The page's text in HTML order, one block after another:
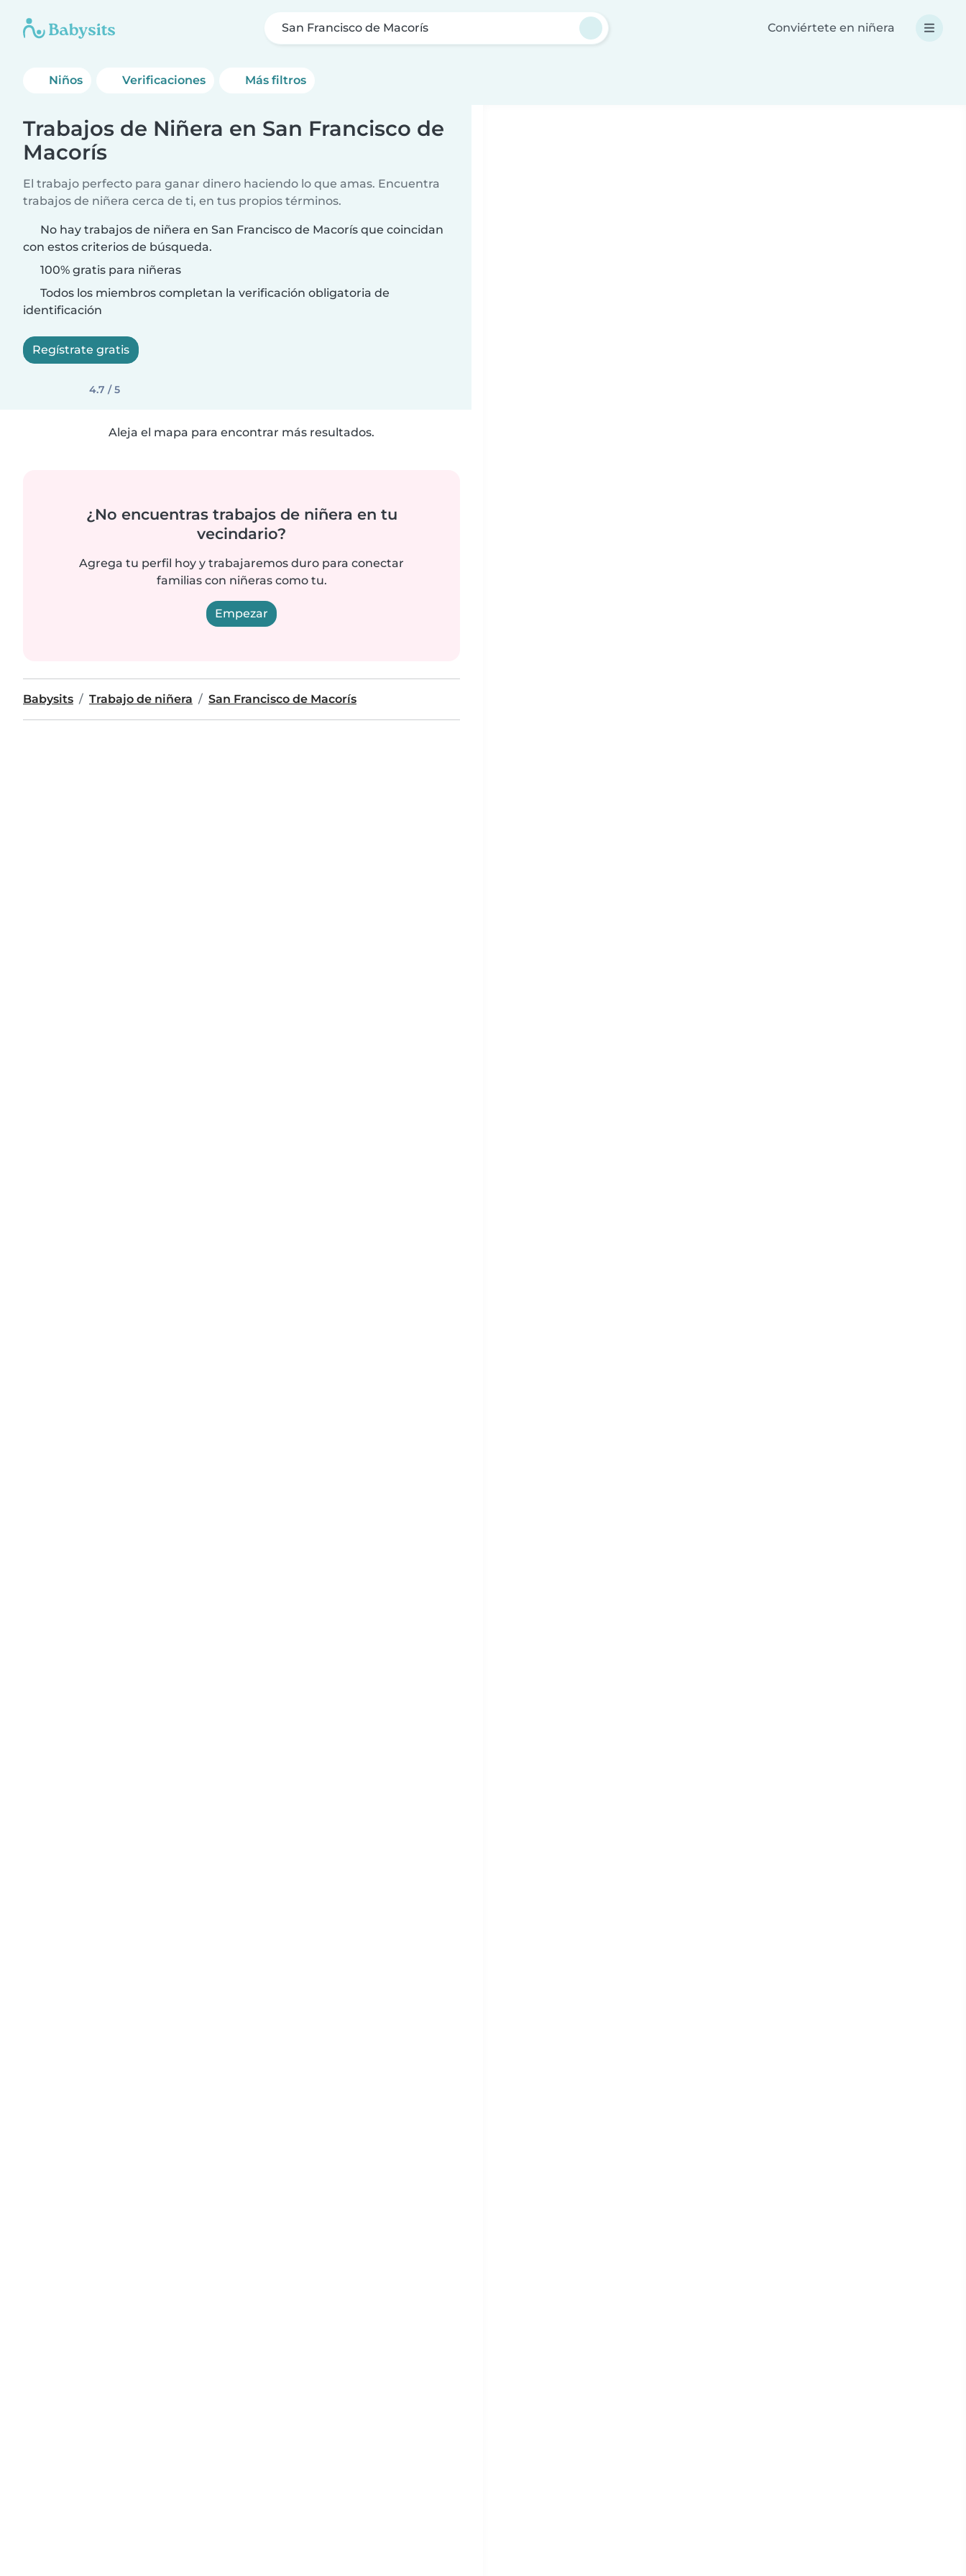
San Francisco de Macorís Conviértete en niñera
Niños Verificaciones Más filtros
Trabajos de Niñera en San Francisco de
Macorís
El trabajo perfecto para ganar dinero haciendo lo que amas. Encuentra
trabajos de niñera cerca de ti, en tus propios términos.
No hay trabajos de niñera en San Francisco de Macorís que coincidan
con estos criterios de búsqueda.
100% gratis para niñeras
Todos los miembros completan la verificación obligatoria de
identificación
Regístrate gratis
4.7 / 5
Aleja el mapa para encontrar más resultados.
¿No encuentras trabajos de niñera en tu
vecindario?
Agrega tu perfil hoy y trabajaremos duro para conectar
familias con niñeras como tu.
Empezar
Babysits Trabajo de niñera San Francisco de Macorís